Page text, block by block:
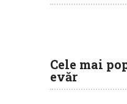
Cele mai
evăr